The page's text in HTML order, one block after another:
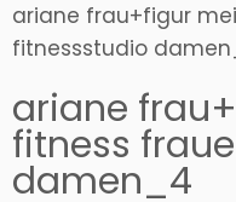
ariane frau+figur
fitnessstudio
ariane
fitness
damen_4